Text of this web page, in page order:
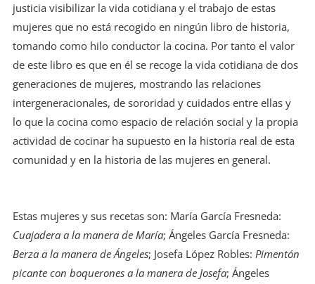
justicia visibilizar la vida cotidiana y el trabajo de estas
mujeres que no está recogido en ningún libro de historia,
tomando como hilo conductor la cocina. Por tanto el valor
de este libro es que en él se recoge la vida cotidiana de dos
generaciones de mujeres, mostrando las relaciones
intergeneracionales, de sororidad y cuidados entre ellas y
lo que la cocina como espacio de relación social y la propia
actividad de cocinar ha supuesto en la historia real de esta
comunidad y en la historia de las mujeres en general.
Estas mujeres y sus recetas son: María García Fresneda:
Cuajadera a la manera de María; Ángeles García Fresneda:
Berza a la manera de Ángeles; Josefa López Robles: Pimentón
picante con boquerones a la manera de Josefa; Ángeles